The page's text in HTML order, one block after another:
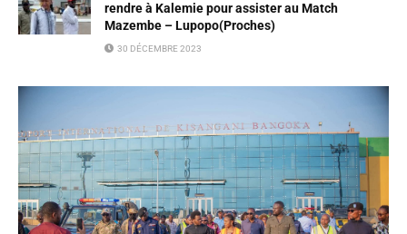
rendre à Kalemie pour assister au Match
Mazembe – Lupopo(Proches)
30 DÉCEMBRE 2023